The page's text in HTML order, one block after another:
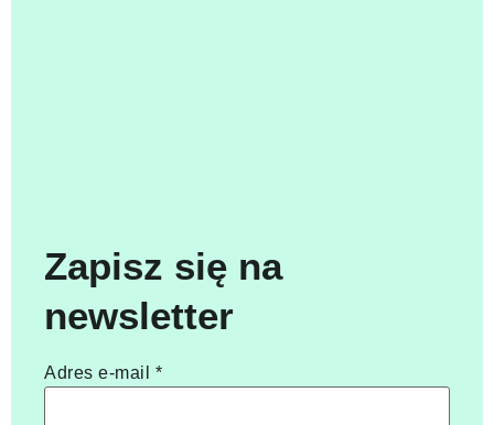
Zapisz się na
newsletter
Adres e-mail *